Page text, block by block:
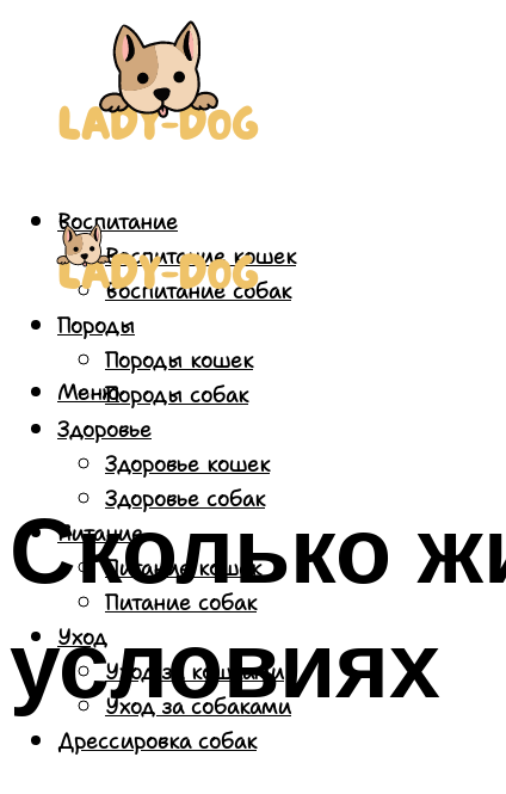
Воспитание
Воспитание кошек
Воспитание собак
Породы
Породы кошек
Породы собак
Здоровье
Здоровье кошек
Здоровье собак
Питание
Питание кошек
Питание собак
Уход
Уход за кошками
Уход за собаками
Дрессировка собак
Меню
Сколько
условиях